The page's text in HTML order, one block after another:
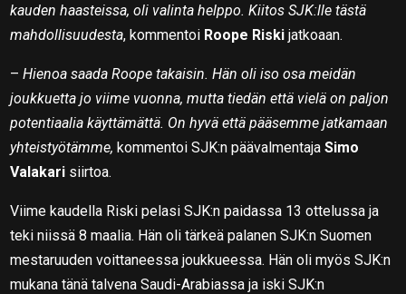
kauden haasteissa, oli valinta helppo. Kiitos SJK:lle tästä
mahdollisuudesta, kommentoi Roope Riski jatkoaan.
–Hienoa saada Roope takaisin. Hän oli iso osa meidän
joukkuetta jo viime vuonna, mutta tiedän että vielä on paljon
potentiaalia käyttämättä. On hyvä että pääsemme jatkamaan
yhteistyötämme, kommentoi SJK:n päävalmentajaSimo
Valakari siirtoa.
Viime kaudella Riski pelasi SJK:n paidassa 13 ottelussa ja
teki niissä 8 maalia. Hän oli tärkeä palanen SJK:n Suomen
mestaruuden voittaneessa joukkueessa. Hän oli myös SJK:n
mukana tänä talvena Saudi-Arabiassa ja iski SJK:n